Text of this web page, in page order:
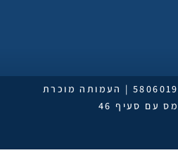
עמותה רשומה: 580601946 | העמותה מוכרת
סעיף 46